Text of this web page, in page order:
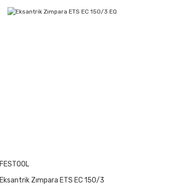
FESTOOL
Eksantrik Zımpara ETS EC 150/3